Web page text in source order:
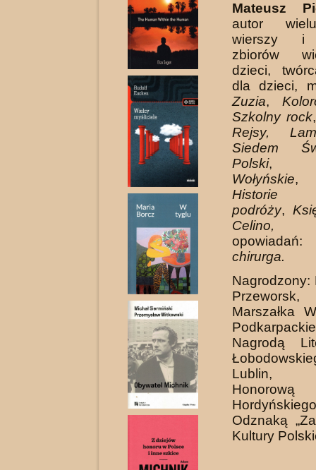
Mateusz
autor
wierszy i
zbiorów
dzieci,
dla dzieci,
Zuzia,
Szkolny rock
Rejsy,
Siedem
Polski,
Wołyńskie,
Historie
podróży,
Celino,
chirurga.
Nagrodzony:
Marszałka
Nagrodą
Lublin,
Odznaką
Kultury